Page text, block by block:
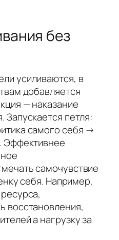
без
усиливаются, в
добавляется
— наказание
петля:
самого себя →
Эффективнее
самочувствие
себя. Например,
восстановления,
а нагрузку за